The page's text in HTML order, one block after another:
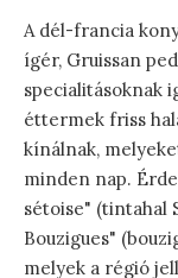
A dél-francia
ígér, Gruissan
specialitásoknak
éttermek friss
kínálnak,
minden nap.
sétoise" (tintahal
Bouzigues"
melyek a régió